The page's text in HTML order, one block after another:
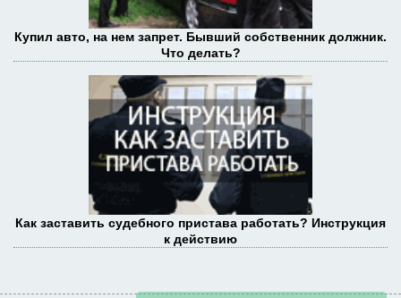
Купил авто, на нем запрет. Бывший собственник должник.
Что делать?
Как заставить судебного пристава работать? Инструкция
к действию